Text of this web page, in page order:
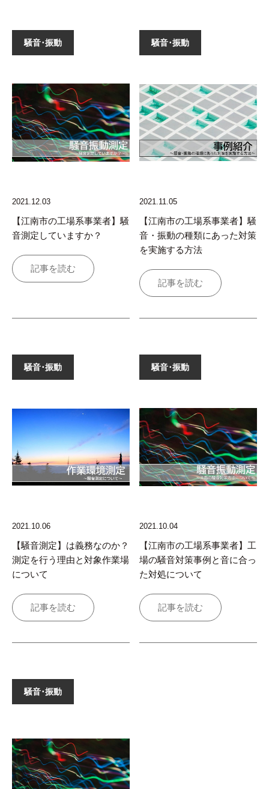
騒音･振動
2021.12.03
【江南市の工場系事業者】騒
音測定していますか？
記事を読む
騒音･振動
2021.11.05
【江南市の工場系事業者】騒
音・振動の種類にあった対策
を実施する方法
記事を読む
騒音･振動
2021.10.06
【騒音測定】は義務なのか？
測定を行う理由と対象作業場
について
記事を読む
騒音･振動
2021.10.04
【江南市の工場系事業者】工
場の騒音対策事例と音に合っ
た対処について
記事を読む
騒音･振動